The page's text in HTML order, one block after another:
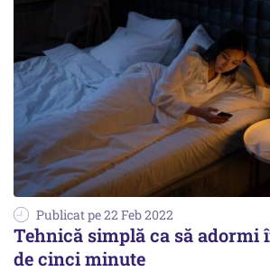
Publicat pe 22 Feb 2022
Tehnică simplă ca să adormi
de cinci minute